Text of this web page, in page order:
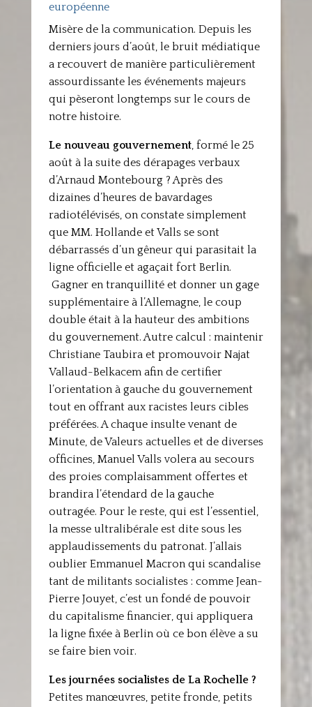
européenne
Misère de la communication. Depuis les
derniers jours d’août, le bruit médiatique
a recouvert de manière particulièrement
assourdissante les événements majeurs
qui pèseront longtemps sur le cours de
notre histoire.
Le nouveau gouvernement, formé le 25
août à la suite des dérapages verbaux
d’Arnaud Montebourg ? Après des
dizaines d’heures de bavardages
radiotélévisés, on constate simplement
que MM. Hollande et Valls se sont
débarrassés d’un gêneur qui parasitait la
ligne officielle et agaçait fort Berlin.
Gagner en tranquillité et donner un gage
supplémentaire à l’Allemagne, le coup
double était à la hauteur des ambitions
du gouvernement. Autre calcul : maintenir
Christiane Taubira et promouvoir Najat
Vallaud-Belkacem afin de certifier
l’orientation à gauche du gouvernement
tout en offrant aux racistes leurs cibles
préférées. A chaque insulte venant de
Minute, de Valeurs actuelles et de diverses
officines, Manuel Valls volera au secours
des proies complaisamment offertes et
brandira l’étendard de la gauche
outragée. Pour le reste, qui est l’essentiel,
la messe ultralibérale est dite sous les
applaudissements du patronat. J’allais
oublier Emmanuel Macron qui scandalise
tant de militants socialistes : comme Jean-
Pierre Jouyet, c’est un fondé de pouvoir
du capitalisme financier, qui appliquera
la ligne fixée à Berlin où ce bon élève a su
se faire bien voir.
Les journées socialistes de La Rochelle ?
Petites manœuvres, petite fronde, petits